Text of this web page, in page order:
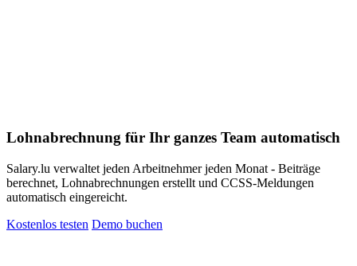
Lohnabrechnung für Ihr ganzes Team automatisch
Salary.lu verwaltet jeden Arbeitnehmer jeden Monat - Beiträge
berechnet, Lohnabrechnungen erstellt und CCSS-Meldungen
automatisch eingereicht.
Kostenlos testen Demo buchen